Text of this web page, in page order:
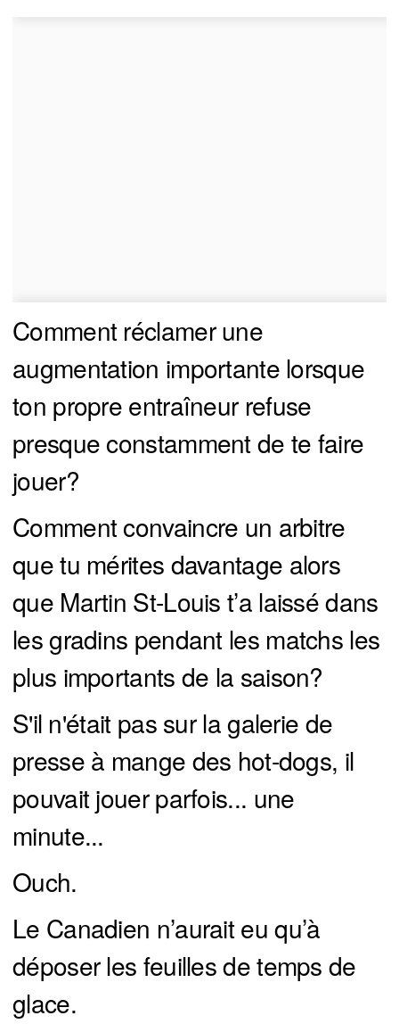
Comment réclamer une
augmentation importante lorsque
ton propre entraîneur refuse
presque constamment de te faire
jouer?
Comment convaincre un arbitre
que tu mérites davantage alors
que Martin St-Louis t’a laissé dans
les gradins pendant les matchs les
plus importants de la saison?
S'il n'était pas sur la galerie de
presse à mange des hot-dogs, il
pouvait jouer parfois... une
minute...
Ouch.
Le Canadien n’aurait eu qu’à
déposer les feuilles de temps de
glace.